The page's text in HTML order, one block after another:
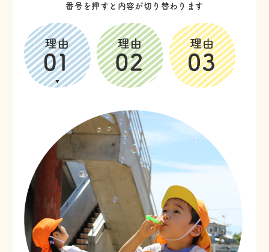
番号を押すと内容が切り替わります